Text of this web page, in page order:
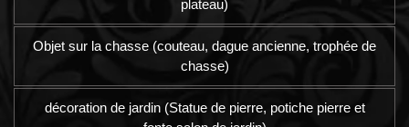
plateau)
Objet sur la chasse (couteau, dague ancienne, trophée de
chasse)
décoration de jardin (Statue de pierre, potiche pierre et